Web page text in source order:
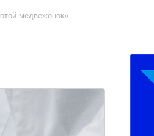
медвежонок»